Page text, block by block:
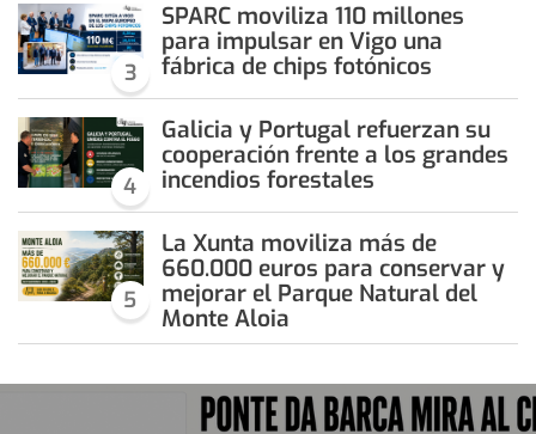
3
SPARC moviliza 110 millones
para impulsar en Vigo una
fábrica de chips fotónicos
4
Galicia y Portugal refuerzan su
cooperación frente a los grandes
incendios forestales
5
La Xunta moviliza más de
660.000 euros para conservar y
mejorar el Parque Natural del
Monte Aloia